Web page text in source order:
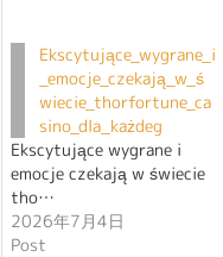
Ekscytujące_wygrane_i
_emocje_czekają_w_ś
wiecie_thorfortune_ca
sino_dla_każdeg
Ekscytujące wygrane i
emocje czekają w świecie
tho…
2026年7月4日
Post